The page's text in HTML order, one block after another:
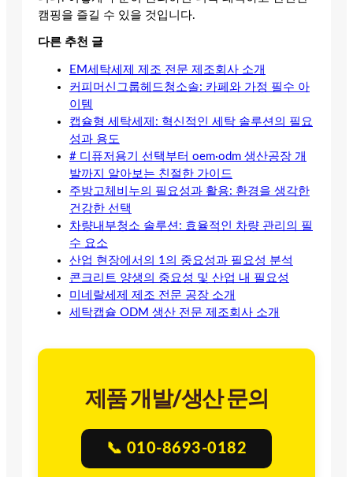
캠핑을 즐길 수 있을 것입니다.
다른 추천 글
EM세탁세제 제조 전문 제조회사 소개
커피머신그룹헤드청소솔: 카페와 가정 필수 아
이템
캡슐형 세탁세제: 혁신적인 세탁 솔루션의 필요
성과 용도
# 디퓨저용기 선택부터 oem·odm 생산공장 개
발까지 알아보는 친절한 가이드
주방고체비누의 필요성과 활용: 환경을 생각한
건강한 선택
차량내부청소 솔루션: 효율적인 차량 관리의 필
수 요소
산업 현장에서의 1의 중요성과 필요성 분석
콘크리트 양생의 중요성 및 산업 내 필요성
미네랄세제 제조 전문 공장 소개
세탁캡슐 ODM 생산 전문 제조회사 소개
제품 개발/생산 문의
📞 010-8693-0182